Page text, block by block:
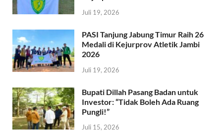
Juli 19, 2026
PASI Tanjung Jabung Timur Raih 26
Medali di Kejurprov Atletik Jambi
2026
Juli 19, 2026
Bupati Dillah Pasang Badan untuk
Investor: “Tidak Boleh Ada Ruang
Pungli!”
Juli 15, 2026